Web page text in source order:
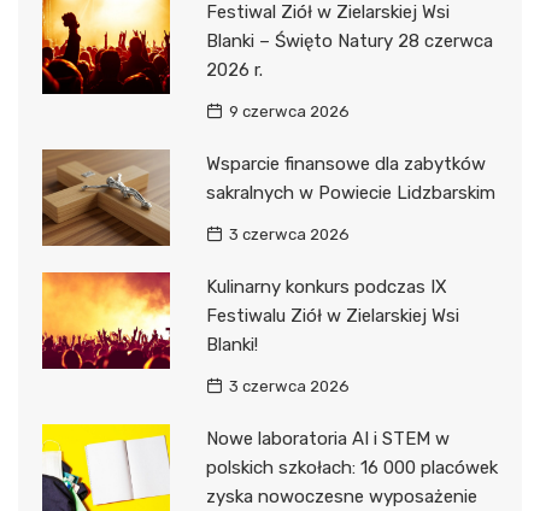
Festiwal Ziół w Zielarskiej Wsi
Blanki – Święto Natury 28 czerwca
2026 r.
9 czerwca 2026
Wsparcie finansowe dla zabytków
sakralnych w Powiecie Lidzbarskim
3 czerwca 2026
Kulinarny konkurs podczas IX
Festiwalu Ziół w Zielarskiej Wsi
Blanki!
3 czerwca 2026
Nowe laboratoria AI i STEM w
polskich szkołach: 16 000 placówek
zyska nowoczesne wyposażenie